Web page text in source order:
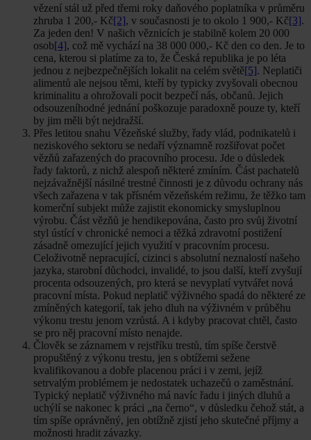
vězení stál už před třemi roky daňového poplatníka v průměru
zhruba 1 200,- Kč[2], v současnosti je to okolo 1 900,- Kč[3].
Za jeden den! V našich věznicích je stabilně kolem 20 000
osob[4], což mě vychází na 38 000 000,- Kč den co den. Je to
cena, kterou si platíme za to, že Česká republika je po léta
jednou z nejbezpečnějších lokalit na celém světě[5]. Neplatiči
alimentů ale nejsou těmi, kteří by typicky zvyšovali obecnou
kriminalitu a ohrožovali pocit bezpečí nás, občanů. Jejich
odsouzeníhodné jednání poškozuje paradoxně pouze ty, kteří
by jim měli být nejdražší.
Přes letitou snahu Vězeňské služby, řady vlád, podnikatelů i
neziskového sektoru se nedaří významně rozšiřovat počet
vězňů zařazených do pracovního procesu. Jde o důsledek
řady faktorů, z nichž alespoň některé zmíním. Část pachatelů
nejzávažnější násilné trestné činnosti je z důvodu ochrany nás
všech zařazena v tak přísném vězeňském režimu, že těžko tam
komerční subjekt může zajistit ekonomicky smysluplnou
výrobu. Část vězňů je hendikepována, často pro svůj životní
styl ústící v chronické nemoci a těžká zdravotní postižení
zásadně omezující jejich využití v pracovním procesu.
Celoživotně nepracující, cizinci s absolutní neznalostí našeho
jazyka, starobní důchodci, invalidé, to jsou další, kteří zvyšují
procenta odsouzených, pro která se nevyplatí vytvářet nová
pracovní místa. Pokud neplatič výživného spadá do některé ze
zmíněných kategorií, tak jeho dluh na výživném v průběhu
výkonu trestu jenom vzrůstá. A i kdyby pracovat chtěl, často
se pro něj pracovní místo nenajde.
Člověk se záznamem v rejstříku trestů, tím spíše čerstvě
propuštěný z výkonu trestu, jen s obtížemi sežene
kvalifikovanou a dobře placenou práci i v zemi, jejíž
setrvalým problémem je nedostatek uchazečů o zaměstnání.
Typický neplatič výživného má navíc řadu i jiných dluhů a
uchýlí se nakonec k práci „na černo“, v důsledku čehož stát, a
tím spíše oprávněný, jen obtížně zjistí jeho skutečné příjmy a
možnosti hradit závazky.